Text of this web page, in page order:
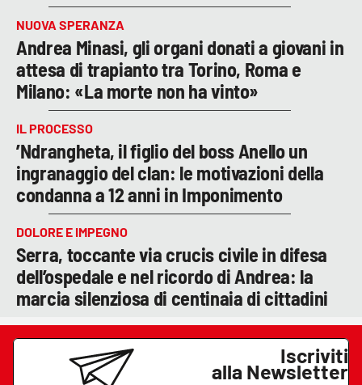
NUOVA SPERANZA
Andrea Minasi, gli organi donati a giovani in
attesa di trapianto tra Torino, Roma e
Milano: «La morte non ha vinto»
IL PROCESSO
’Ndrangheta, il figlio del boss Anello un
ingranaggio del clan: le motivazioni della
condanna a 12 anni in Imponimento
DOLORE E IMPEGNO
Serra, toccante via crucis civile in difesa
dell’ospedale e nel ricordo di Andrea: la
marcia silenziosa di centinaia di cittadini
Iscriviti
alla Newsletter